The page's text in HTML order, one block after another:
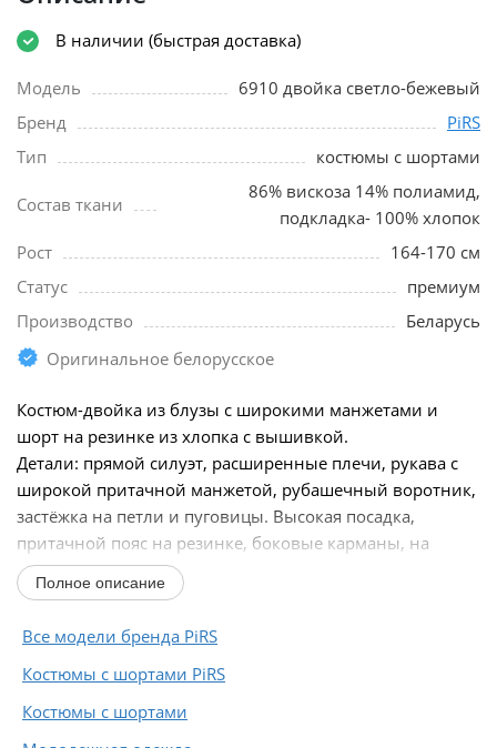
В наличии (быстрая доставка)
Модель
6910 двойка светло-бежевый
Бренд
PiRS
Тип
костюмы с шортами
Состав ткани
86% вискоза 14% полиамид,
подкладка- 100% хлопок
Рост
164-170 см
Статус
премиум
Производство
Беларусь
Оригинальное белорусское
Костюм-двойка из блузы с широкими манжетами и
шорт на резинке из хлопка с вышивкой.
Детали: прямой силуэт, расширенные плечи, рукава с
широкой притачной манжетой, рубашечный воротник,
застёжка на петли и пуговицы. Высокая посадка,
притачной пояс на резинке, боковые карманы, на
подкладке...
Полное описание
Все модели бренда PiRS
Костюмы с шортами PiRS
Костюмы с шортами